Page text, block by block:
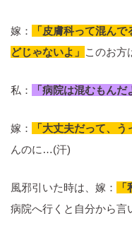
嫁：
「皮膚科って混ん
どじゃないよ」 このお方
私： 「病院は混むもんだ
嫁： 「大丈夫だって、う
んのに…(汗)
風邪引いた時は、嫁：
病院へ行くと自分から言